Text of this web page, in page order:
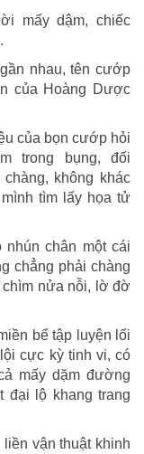
mấy dậm, chiếc
nhau, tên cướp
của Hoàng Dược
của bọn cướp hỏi
trong bụng, đối
không khác
tìm lấy họa tử
chân một cái
chẳng phải chàng
chìm nửa nỗi, lờ đờ
bể tập luyện lối
cực kỳ tinh vi, có
mấy dặm đường
đại lộ khang trang
vận thuật khinh